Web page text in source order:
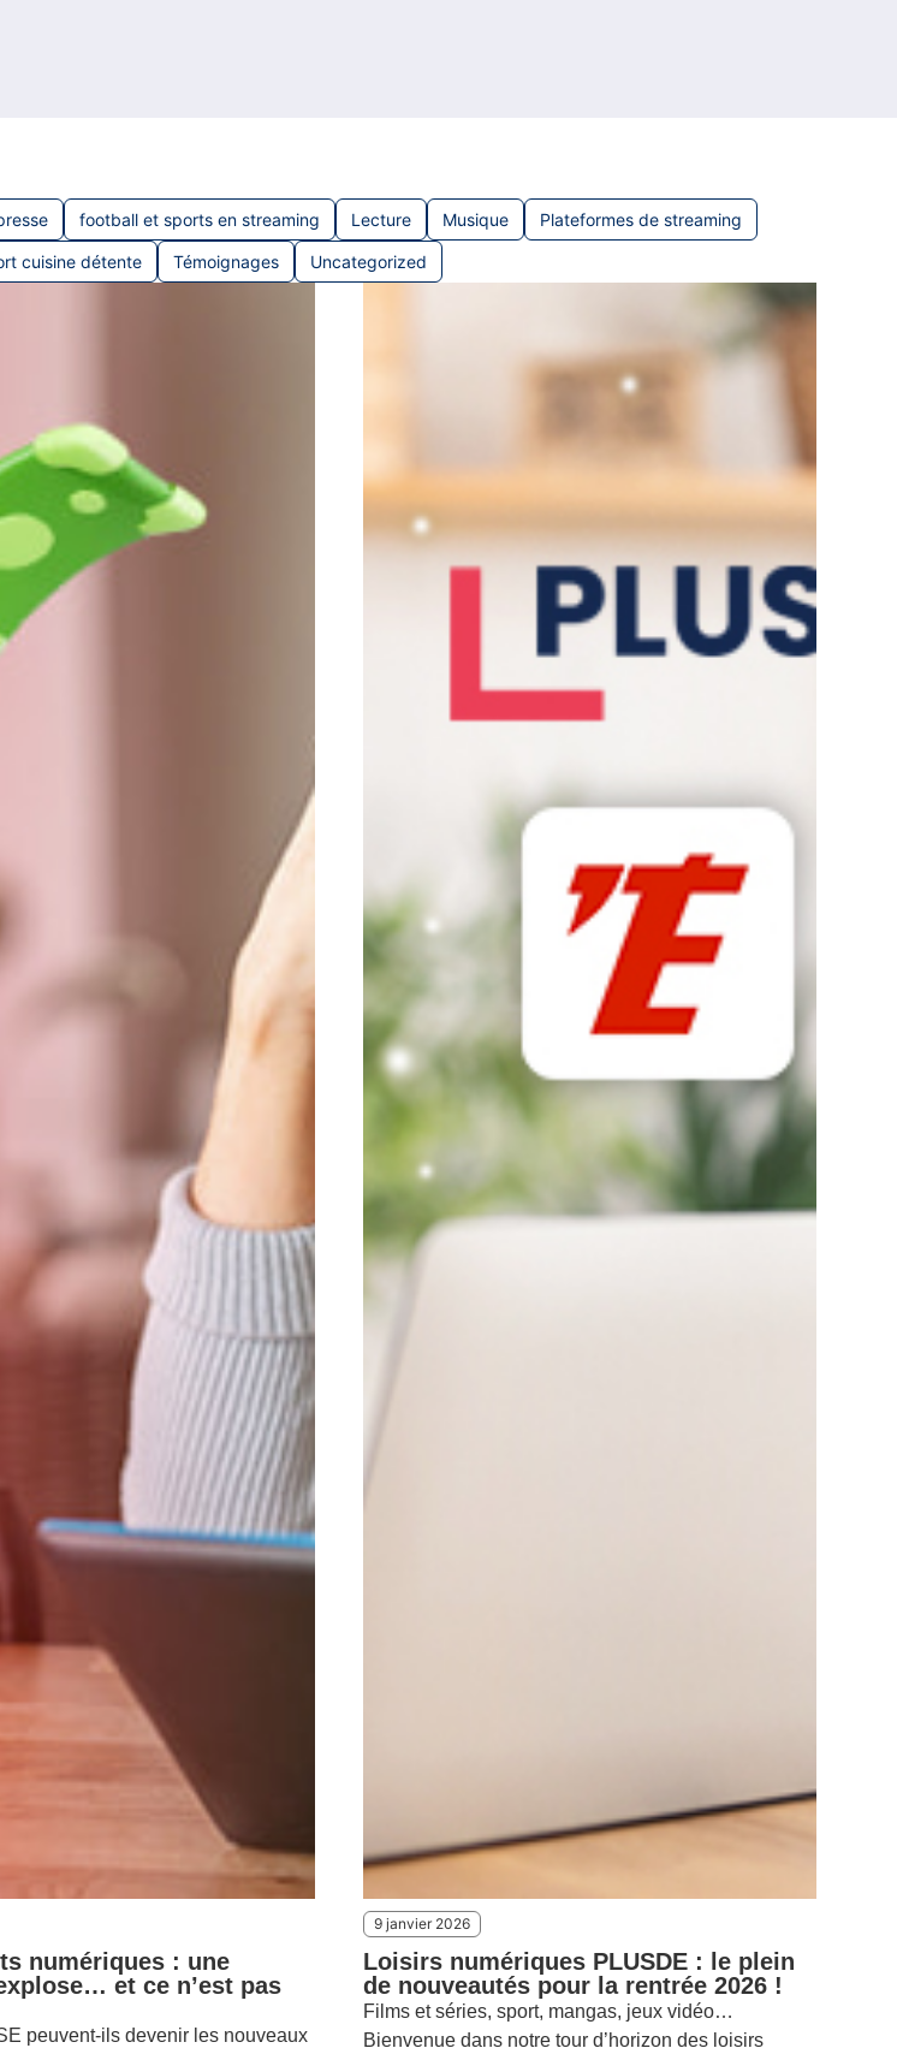
football et sports en streaming Lecture Musique Plateformes de streaming
cuisine détente Témoignages Uncategorized
numériques : une
et ce n’est pas
peuvent-ils devenir les nouveaux
9 janvier 2026
Loisirs numériques PLUSDE : le plein
de nouveautés pour la rentrée 2026 !
Films et séries, sport, mangas, jeux vidéo…
Bienvenue dans notre tour d’horizon des loisirs